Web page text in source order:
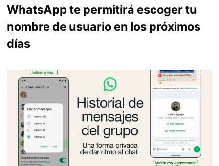
WhatsApp te permitirá escoger tu
nombre de usuario en los próximos
días